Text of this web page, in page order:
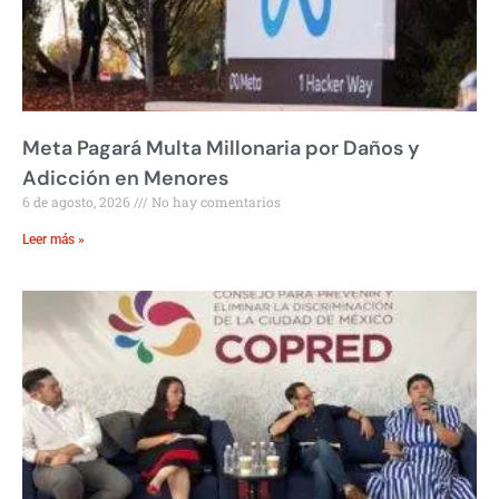
Meta Pagará Multa Millonaria por Daños y
Adicción en Menores
6 de agosto, 2026 No hay comentarios
Leer más »